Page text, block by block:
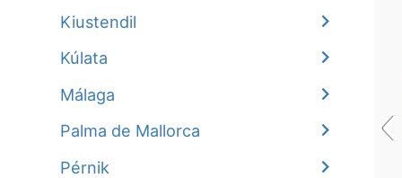
Kiustendil
Kúlata
Málaga
Palma de Mallorca
Pérnik
‹